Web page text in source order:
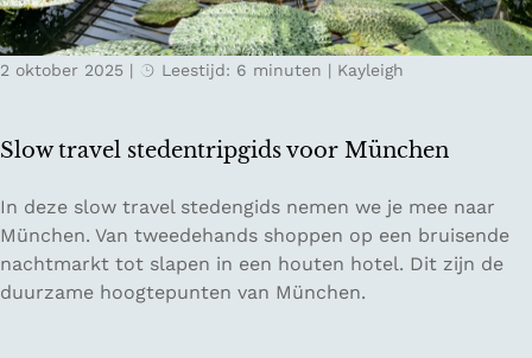
i
n
U
i
Z
u
i
d
Slow travel stedentripgids voor München
2 oktober 2025 | Leestijd: 6 minuten | Kayleigh
S
l
o
w
In deze slow travel stedengids nemen we je mee naar
München. Van tweedehands shoppen op een bruisende
nachtmarkt tot slapen in een houten hotel. Dit zijn de
duurzame hoogtepunten van München.